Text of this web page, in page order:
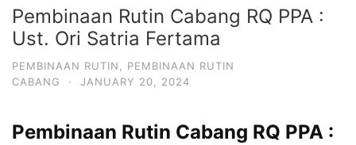
Pembinaan Rutin Cabang RQ PPA :
Ust. Ori Satria Fertama
PEMBINAAN RUTIN
PEMBINAAN RUTIN
CABANG
· JANUARY 20, 2024
Pembinaan Rutin Cabang RQ PPA :